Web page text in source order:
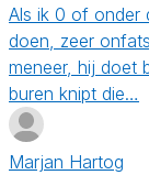
Als ik 0 of onder
doen, zeer
meneer, hij doet
buren knipt die…
Marjan Hartog